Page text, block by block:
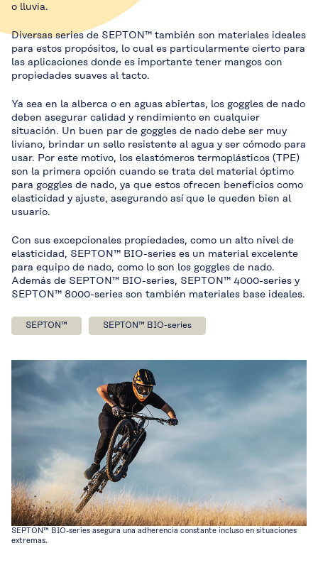
o lluvia.
Diversas series de SEPTON™ también son materiales ideales
para estos propósitos, lo cual es particularmente cierto para
las aplicaciones donde es importante tener mangos con
propiedades suaves al tacto.
Ya sea en la alberca o en aguas abiertas, los goggles de nado
deben asegurar calidad y rendimiento en cualquier
situación. Un buen par de goggles de nado debe ser muy
liviano, brindar un sello resistente al agua y ser cómodo para
usar. Por este motivo, los elastómeros termoplásticos (TPE)
son la primera opción cuando se trata del material óptimo
para goggles de nado, ya que estos ofrecen beneficios como
elasticidad y ajuste, asegurando así que le queden bien al
usuario.
Con sus excepcionales propiedades, como un alto nivel de
elasticidad, SEPTON™ BIO-series es un material excelente
para equipo de nado, como lo son los goggles de nado.
Además de SEPTON™ BIO-series, SEPTON™ 4000-series y
SEPTON™ 8000-series son también materiales base ideales.
SEPTON™ SEPTON™ BIO-series
SEPTON™ BIO-series asegura una adherencia constante incluso en situaciones
extremas.